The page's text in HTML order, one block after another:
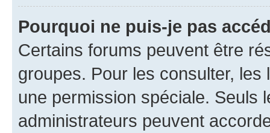
Pourquoi ne puis-je pas
Certains forums peuvent être
groupes. Pour les consulter,
une permission spéciale. Seuls
administrateurs peuvent